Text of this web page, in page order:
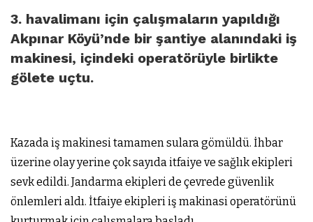
3. havalimanı için çalışmaların yapıldığı
Akpınar Köyü’nde bir şantiye alanındaki iş
makinesi, içindeki operatörüyle birlikte
gölete uçtu.
Kazada iş makinesi tamamen sulara gömüldü. İhbar
üzerine olay yerine çok sayıda itfaiye ve sağlık ekipleri
sevk edildi. Jandarma ekipleri de çevrede güvenlik
önlemleri aldı. İtfaiye ekipleri iş makinasi operatörünü